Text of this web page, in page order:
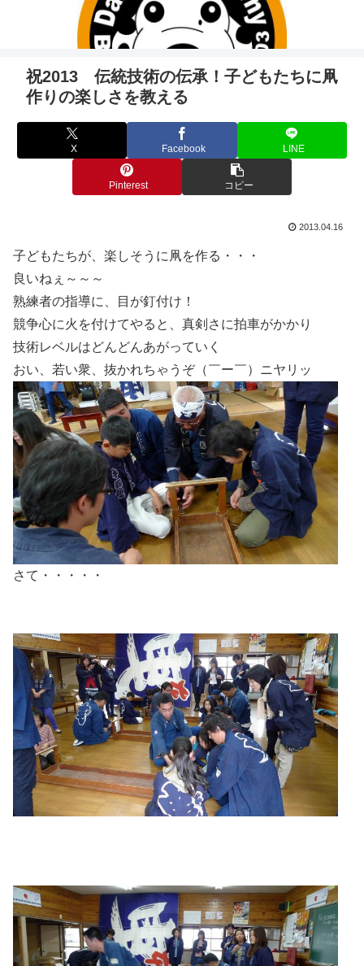
祝2013 伝統技術の伝承！子どもたちに凧
作りの楽しさを教える
X Facebook LINE
Pinterest コピー
2013.04.16
子どもたちが、楽しそうに凧を作る・・・
良いねぇ～～～
熟練者の指導に、目が釘付け！
競争心に火を付けてやると、真剣さに拍車がかかり
技術レベルはどんどんあがっていく
おい、若い衆、抜かれちゃうぞ（￣ー￣）ニヤリッ
さて・・・・・